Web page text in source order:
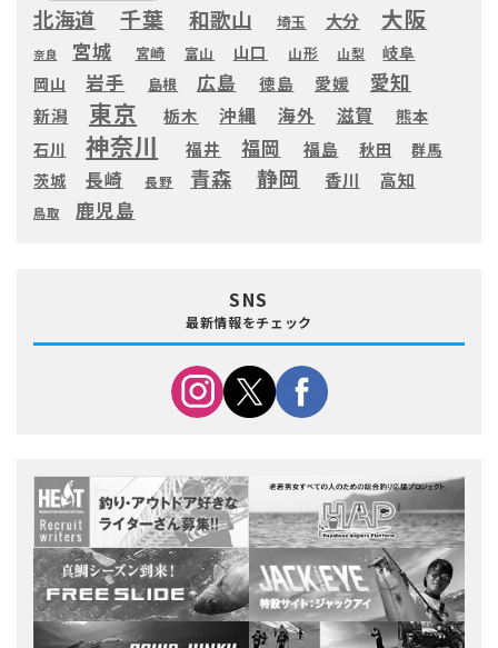
北海道 千葉 和歌山 埼玉 大分 大阪
奈良 宮城 宮崎 富山 山口 山形 山梨
岐阜
岡山
岩手 島根 広島 徳島 愛媛 愛知
新潟 東京 栃木 沖縄 海外 滋賀
熊本
石川
神奈川 福井 福岡 福島 秋田 群馬
茨城 長崎 長野 青森 静岡 香川 高知
鳥取 鹿児島
SNS
最新情報をチェック